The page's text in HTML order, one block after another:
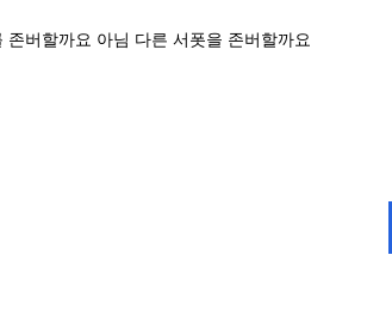
존버할까요 아님 다른 서폿을 존버할까요